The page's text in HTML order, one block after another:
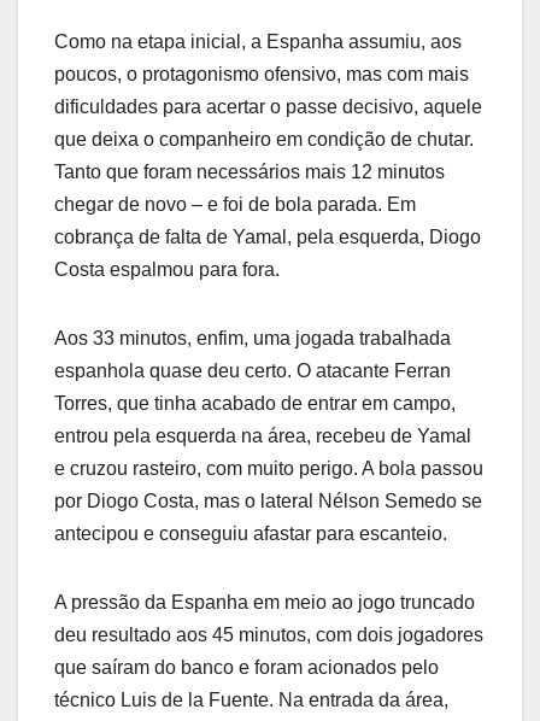
Como na etapa inicial, a Espanha assumiu, aos
poucos, o protagonismo ofensivo, mas com mais
dificuldades para acertar o passe decisivo, aquele
que deixa o companheiro em condição de chutar.
Tanto que foram necessários mais 12 minutos
chegar de novo – e foi de bola parada. Em
cobrança de falta de Yamal, pela esquerda, Diogo
Costa espalmou para fora.
Aos 33 minutos, enfim, uma jogada trabalhada
espanhola quase deu certo. O atacante Ferran
Torres, que tinha acabado de entrar em campo,
entrou pela esquerda na área, recebeu de Yamal
e cruzou rasteiro, com muito perigo. A bola passou
por Diogo Costa, mas o lateral Nélson Semedo se
antecipou e conseguiu afastar para escanteio.
A pressão da Espanha em meio ao jogo truncado
deu resultado aos 45 minutos, com dois jogadores
que saíram do banco e foram acionados pelo
técnico Luis de la Fuente. Na entrada da área,